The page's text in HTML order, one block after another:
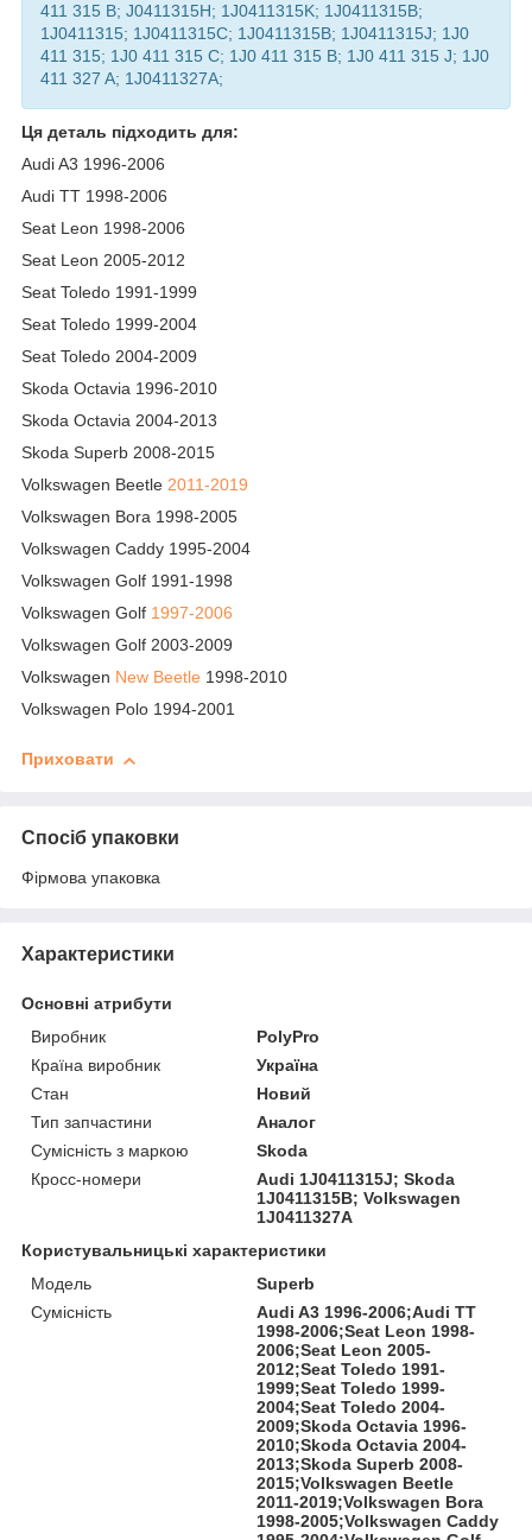
411 315 B; J0411315H; 1J0411315K; 1J0411315B;
1J0411315; 1J0411315C; 1J0411315B; 1J0411315J; 1J0
411 315; 1J0 411 315 C; 1J0 411 315 B; 1J0 411 315 J; 1J0
411 327 A; 1J0411327A;
Ця деталь підходить для:
Audi A3 1996-2006
Audi TT 1998-2006
Seat Leon 1998-2006
Seat Leon 2005-2012
Seat Toledo 1991-1999
Seat Toledo 1999-2004
Seat Toledo 2004-2009
Skoda Octavia 1996-2010
Skoda Octavia 2004-2013
Skoda Superb 2008-2015
Volkswagen Beetle 2011-2019
Volkswagen Bora 1998-2005
Volkswagen Caddy 1995-2004
Volkswagen Golf 1991-1998
Volkswagen Golf 1997-2006
Volkswagen Golf 2003-2009
Volkswagen New Beetle 1998-2010
Volkswagen Polo 1994-2001
Приховати
Спосіб упаковки
Фірмова упаковка
Характеристики
Основні атрибути
Виробник
PolyPro
Країна виробник
Україна
Стан
Новий
Тип запчастини
Аналог
Сумісність з маркою
Skoda
Кросс-номери
Audi 1J0411315J; Skoda
1J0411315B; Volkswagen
1J0411327A
Користувальницькі характеристики
Мoдель
Superb
Сумісність
Audi A3 1996-2006;Audi TT
1998-2006;Seat Leon 1998-
2006;Seat Leon 2005-
2012;Seat Toledo 1991-
1999;Seat Toledo 1999-
2004;Seat Toledo 2004-
2009;Skoda Octavia 1996-
2010;Skoda Octavia 2004-
2013;Skoda Superb 2008-
2015;Volkswagen Beetle
2011-2019;Volkswagen Bora
1998-2005;Volkswagen Caddy